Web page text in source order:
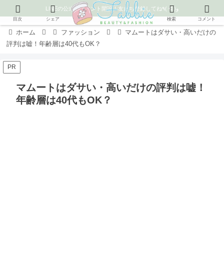
LINEの公式アカウント開設！友だち登録してね٩( ᐛ )و
ホーム ファッション
マムートはダサい・高いだけの
評判は嘘！年齢層は40代もOK？
PR
マムートはダサい・高いだけの評判は嘘！
年齢層は40代もOK？
目次 シェア 検索 コメント